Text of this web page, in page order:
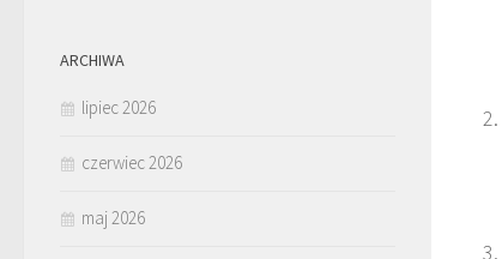
ARCHIWA
lipiec 2026
czerwiec 2026
maj 2026